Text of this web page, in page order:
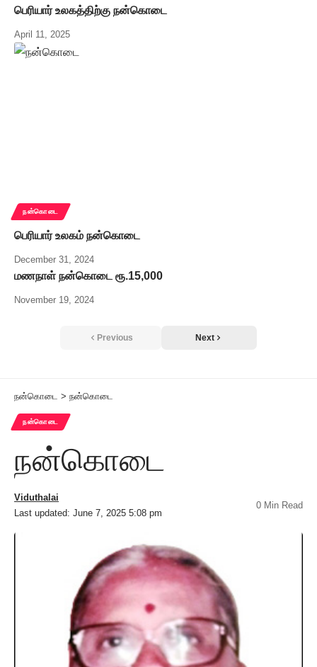
பெரியார் உலகத்திற்கு நன்கொடை
April 11, 2025
நன்கொடை
பெரியார் உலகம் நன்கொடை
December 31, 2024
மணநாள் நன்கொடை ரூ.15,000
November 19, 2024
Previous Next
நன்கொடை > நன்கொடை
நன்கொடை
நன்கொடை
Last updated: June 7, 2025 5:08 pm
Viduthalai
0 Min Read